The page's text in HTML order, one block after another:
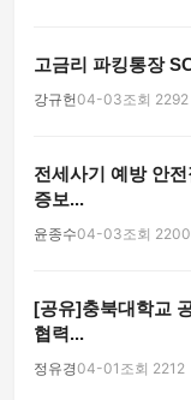
고금리 파킹통장
강규헌04-03조회 2292
전세사기 예방 안
증보...
윤종수04-03조회 2200
[공유]충북대학교
협력...
정유경04-01 조회 2212